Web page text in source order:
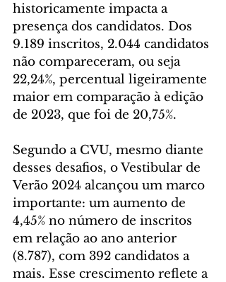
historicamente impacta a
presença dos candidatos. Dos
9.189 inscritos, 2.044 candidatos
não compareceram, ou seja
22,24%, percentual ligeiramente
maior em comparação à edição
de 2023, que foi de 20,75%.
Segundo a CVU, mesmo diante
desses desafios, o Vestibular de
Verão 2024 alcançou um marco
importante: um aumento de
4,45% no número de inscritos
em relação ao ano anterior
(8.787), com 392 candidatos a
mais. Esse crescimento reflete a